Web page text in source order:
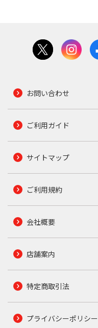
お問い合わせ
ご利用ガイド
サイトマップ
ご利用規約
会社概要
店舗案内
特定商取引法
プライバシーポリシー